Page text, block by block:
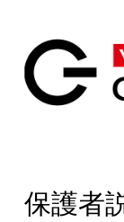
保護者